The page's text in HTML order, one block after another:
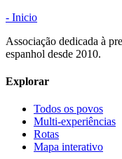
- Inicio
Associação dedicada à
espanhol desde 2010.
Explorar
Todos os povos
Multi-experiências
Rotas
Mapa interativo